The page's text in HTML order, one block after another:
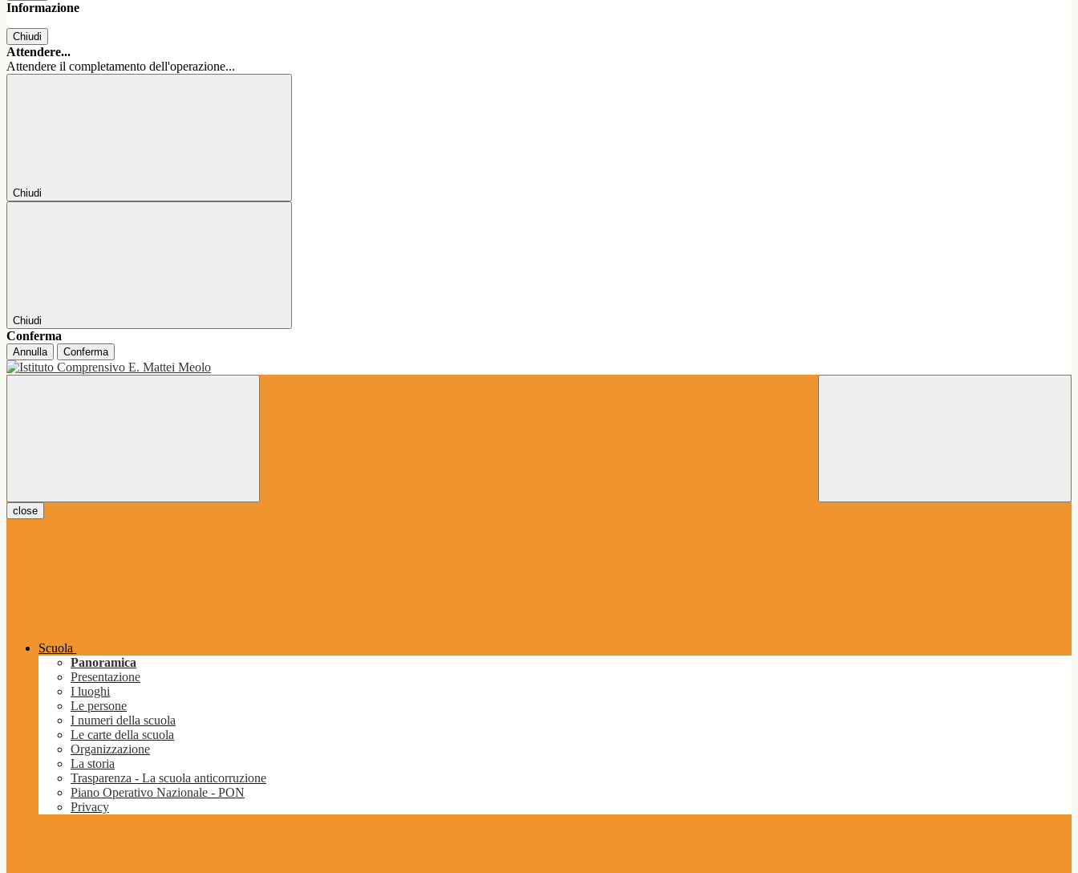
Informazione
Chiudi
Attendere...
Attendere il completamento dell'operazione...
Chiudi
Chiudi
Conferma
Annulla Conferma
close
Scuola
Panoramica
Presentazione
I luoghi
Le persone
I numeri della scuola
Le carte della scuola
Organizzazione
La storia
Trasparenza - La scuola anticorruzione
Piano Operativo Nazionale - PON
Privacy